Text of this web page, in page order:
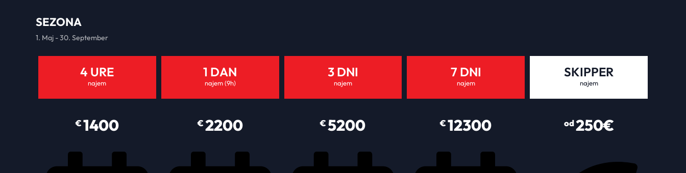
SEZONA
1. Maj - 30. September
4 URE
najem
€1400
1 DAN
najem (9h)
€2200
3 DNI
najem
€5200
7 DNI
najem
€12300
SKIPPER
najem
od250€